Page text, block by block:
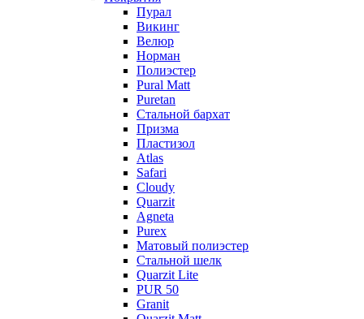
Пурал
Викинг
Велюр
Норман
Полиэстер
Pural Matt
Puretan
Стальной бархат
Призма
Пластизол
Atlas
Safari
Cloudy
Quarzit
Agneta
Purex
Матовый полиэстер
Стальной шелк
Quarzit Lite
PUR 50
Granit